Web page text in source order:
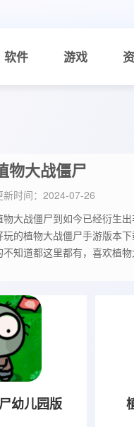
软件 游戏
物大战僵尸
新时间：2024-07-26
物大战僵尸到如今已经衍生
玩的植物大战僵尸手游版本
不知道都这里都有，喜欢植
幼儿园版